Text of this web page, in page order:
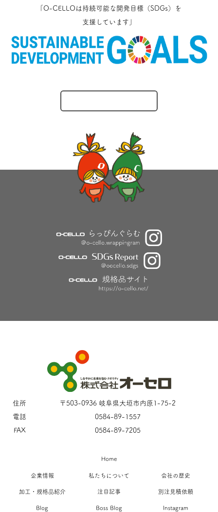
「O-CELLOは持続可能な開発目標（SDGs）を
支援しています」
住所
〒503-0936 岐阜県大垣市内原1-75-2
電話
0584-89-1557
FAX
0584-89-7205
Home
企業情報 私たちについて 会社の歴史
加工・規格品紹介 注目記事 別注見積依頼
Blog Boss Blog Instagram